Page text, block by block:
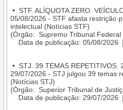
• STF. ALÍQUOTA ZERO.
05/08/2026 - STF afasta restrição
intelectual (Notícias STF)
(Órgão: Supremo Tribunal Federal
Data de publicação: 05/08/2026
• STJ. 39 TEMAS REPETITIVOS.
29/07/2026 - STJ julgou 39 temas
(Notícias STJ)
(Órgão: Superior Tribunal de
Data de publicação: 29/07/2026